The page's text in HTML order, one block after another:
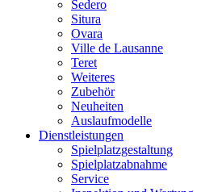
Sedero
Situra
Ovara
Ville de Lausanne
Teret
Weiteres
Zubehör
Neuheiten
Auslaufmodelle
Dienstleistungen
Spielplatzgestaltung
Spielplatzabnahme
Service